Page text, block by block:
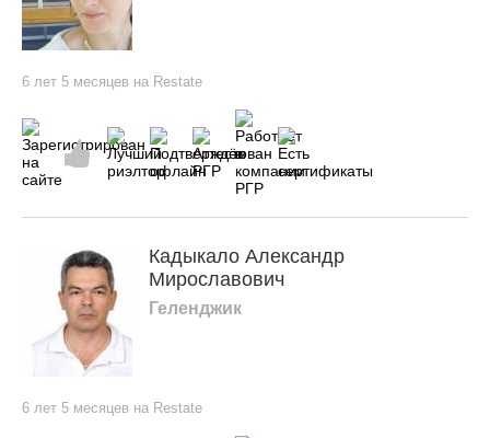
6 лет 5 месяцев на Restate
Кадыкало Александр
Мирославович
Геленджик
6 лет 5 месяцев на Restate